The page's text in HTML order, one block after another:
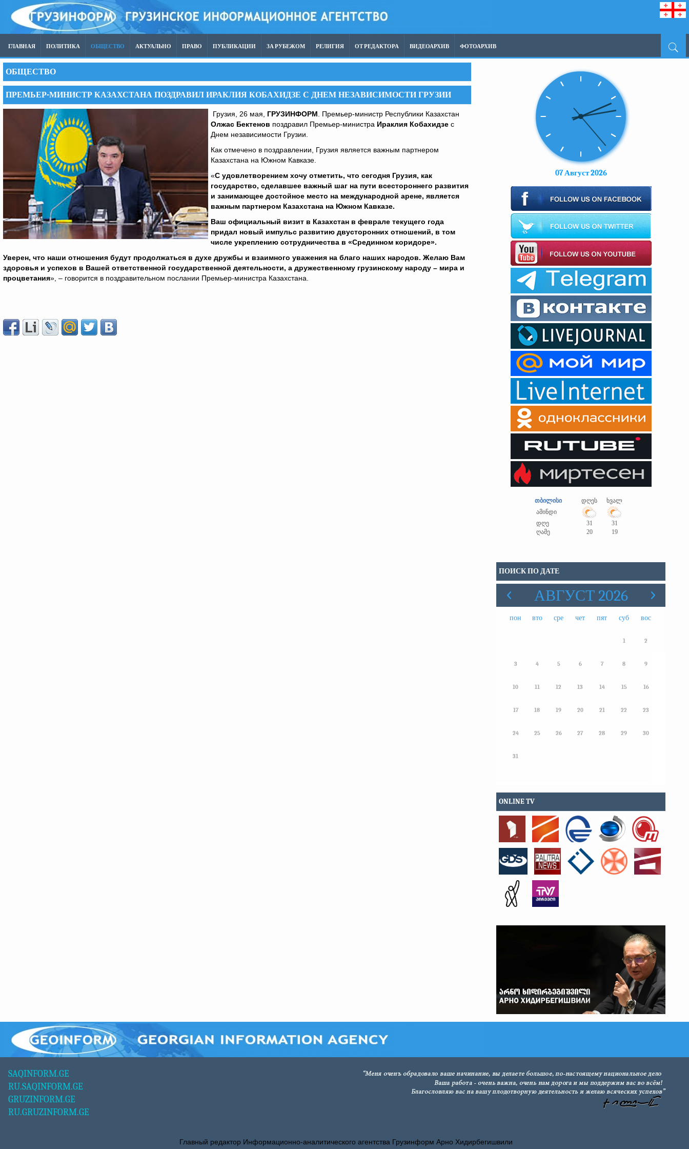
ГЛАВНАЯ ПОЛИТИКА ОБЩЕСТВО АКТУАЛЬНО ПРАВО ПУБЛИКАЦИИ ЗА РУБЕЖОМ РЕЛИГИЯ ОТ РЕДАКТОРА ВИДЕОАРХИВ ФОТОАРХИВ
ОБЩЕСТВО
ПРЕМЬЕР-МИНИСТР КАЗАХСТАНА ПОЗДРАВИЛ ИРАКЛИЯ КОБАХИДЗЕ С ДНЕМ НЕЗАВИСИМОСТИ ГРУЗИИ
Грузия, 26 мая, ГРУЗИНФОРМ . Премьер-министр Республики Казахстан
Олжас Бектенов поздравил Премьер-министра Ираклия Кобахидзе с
Днем независимости Грузии.
Как отмечено в поздравлении, Грузия является важным партнером
Казахстана на Южном Кавказе.
«С удовлетворением хочу отметить, что сегодня Грузия, как
государство, сделавшее важный шаг на пути всестороннего развития
и занимающее достойное место на международной арене, является
важным партнером Казахстана на Южном Кавказе.
Ваш официальный визит в Казахстан в феврале текущего года
придал новый импульс развитию двусторонних отношений, в том
числе укреплению сотрудничества в «Срединном коридоре».
Уверен, что наши отношения будут продолжаться в духе дружбы и взаимного уважения на благо наших народов. Желаю Вам
здоровья и успехов в Вашей ответственной государственной деятельности, а дружественному грузинскому народу – мира и
процветания», – говорится в поздравительном послании Премьер-министра Казахстана.
07 Август 2026
თბილისი დღეს
ხვალ
ამინდი
დღე
31
31
ღამე
20 19
ПОИСК ПО ДАТЕ
АВГУСТ 2026
пон вто сре чет пят суб вос
1 2
3 4 5 6 7 8 9
10 11 12 13 14 15 16
17 18 19 20 21 22 23
24 25 26 27 28 29 30
31
ONLINE TV
SAQINFORM.GE
RU.SAQINFORM.GE
GRUZINFORM.GE
RU.GRUZINFORM.GE
Главный редактор Информационно-аналитического агентства Грузинформ Арно Хидирбегишвили